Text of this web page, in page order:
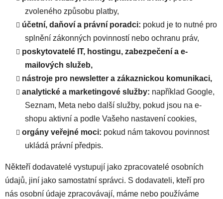
zvoleného způsobu platby,
účetní, daňoví a právní poradci: pokud je to nutné pro
splnění zákonných povinností nebo ochranu práv,
poskytovatelé IT, hostingu, zabezpečení a e-
mailových služeb,
nástroje pro newsletter a zákaznickou komunikaci,
analytické a marketingové služby: například Google,
Seznam, Meta nebo další služby, pokud jsou na e-
shopu aktivní a podle Vašeho nastavení cookies,
orgány veřejné moci: pokud nám takovou povinnost
ukládá právní předpis.
Někteří dodavatelé vystupují jako zpracovatelé osobních
údajů, jiní jako samostatní správci. S dodavateli, kteří pro
nás osobní údaje zpracovávají, máme nebo používáme